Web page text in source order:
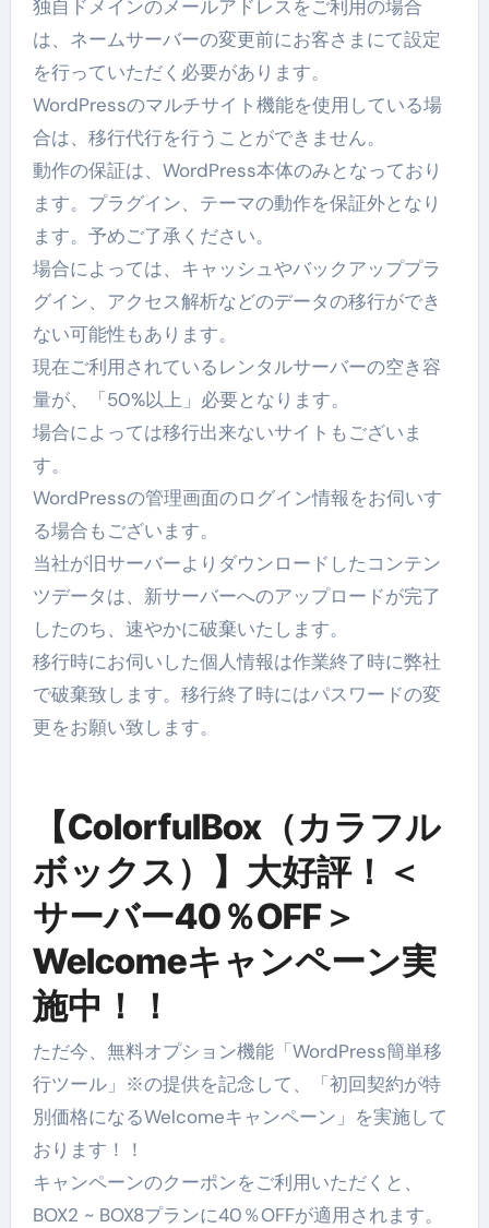
独自ドメインのメールアドレスをご利用の場合
は、ネームサーバーの変更前にお客さまにて設定
を行っていただく必要があります。
WordPressのマルチサイト機能を使用している場
合は、移行代行を行うことができません。
動作の保証は、WordPress本体のみとなっており
ます。プラグイン、テーマの動作を保証外となり
ます。予めご了承ください。
場合によっては、キャッシュやバックアッププラ
グイン、アクセス解析などのデータの移行ができ
ない可能性もあります。
現在ご利用されているレンタルサーバーの空き容
量が、「50%以上」必要となります。
場合によっては移行出来ないサイトもございま
す。
WordPressの管理画面のログイン情報をお伺いす
る場合もございます。
当社が旧サーバーよりダウンロードしたコンテン
ツデータは、新サーバーへのアップロードが完了
したのち、速やかに破棄いたします。
移行時にお伺いした個人情報は作業終了時に弊社
で破棄致します。移行終了時にはパスワードの変
更をお願い致します。
【ColorfulBox（カラフル
ボックス）】大好評！＜
サーバー40％OFF＞
Welcomeキャンペーン実
施中！！
ただ今、無料オプション機能「WordPress簡単移
行ツール」※の提供を記念して、「初回契約が特
別価格になるWelcomeキャンペーン」を実施して
おります！！
キャンペーンのクーポンをご利用いただくと、
BOX2 ~ BOX8プランに40％OFFが適用されます。